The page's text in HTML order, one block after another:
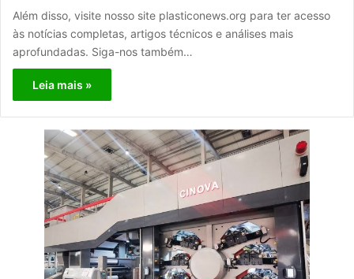
Além disso, visite nosso site plasticonews.org para ter acesso
às notícias completas, artigos técnicos e análises mais
aprofundadas. Siga-nos também…
Leia mais »